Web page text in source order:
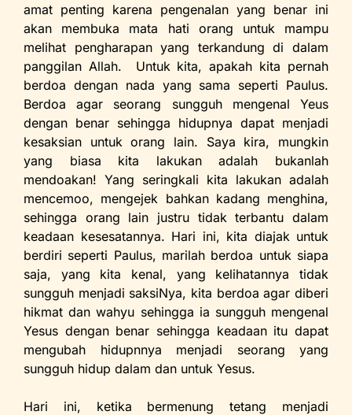
amat penting karena pengenalan yang benar ini
akan membuka mata hati orang untuk mampu
melihat pengharapan yang terkandung di dalam
panggilan Allah. Untuk kita, apakah kita pernah
berdoa dengan nada yang sama seperti Paulus.
Berdoa agar seorang sungguh mengenal Yeus
dengan benar sehingga hidupnya dapat menjadi
kesaksian untuk orang lain. Saya kira, mungkin
yang biasa kita lakukan adalah bukanlah
mendoakan! Yang seringkali kita lakukan adalah
mencemoo, mengejek bahkan kadang menghina,
sehingga orang lain justru tidak terbantu dalam
keadaan kesesatannya. Hari ini, kita diajak untuk
berdiri seperti Paulus, marilah berdoa untuk siapa
saja, yang kita kenal, yang kelihatannya tidak
sungguh menjadi saksiNya, kita berdoa agar diberi
hikmat dan wahyu sehingga ia sungguh mengenal
Yesus dengan benar sehingga keadaan itu dapat
mengubah hidupnnya menjadi seorang yang
sungguh hidup dalam dan untuk Yesus.
Hari ini, ketika bermenung tetang menjadi